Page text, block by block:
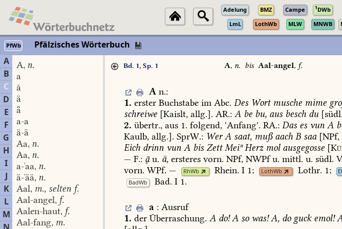
Adelung BMZ Campe 1DWb
LmL
LothWb MLW MNWB
PfWb Pfälzisches Wörterbuch
A
B
C
D
E
F
G
H
I
J
K
L
M
A, n.
a
ā
ä
ǟ
a-a
ä-ä
Aa, n.
Aa, n.
a-ˈaa, n.
ä-ˈää, n.
Aal, m., selten f.
Aal-angel, f.
Aalen-haut, f.
Aal-fang, m.
Bd. 1, Sp. 1 A, n. bis Aal-angel, f.
A n.:
1. erster Buchstabe im Abc. Des Wortmusche mime
schreiwe [Kaislt, allg.]. AR.: A be bu, aus besch du [südl.
2. übertr., aus 1. folgend, 'Anfang'. RA.: Das es vun A
Kaulb, allg.]. SprW.: WerA saat, mußaach B saa[NPf,
Eich drinn vun A bis ZettMeiⁿHerzmolausgegosse [
— F.: u. ā, ersteres vorn. NPf, NWPfu. mittl. u. südl.
vorn. WPf. — RhWb Rhein. I 1; LothWb Lothr. 1;
BadWb Bad. I1.
a :Ausruf
1. der Überraschung. A do!A sowas!A, doguckemol!